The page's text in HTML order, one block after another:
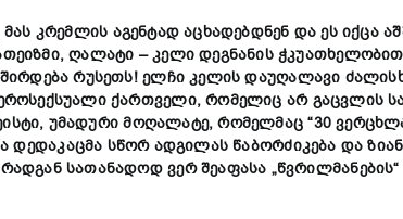
მას კრემლის აგენტადაცხადებდნენ დაესიქცა
ღალატი –კელიდეგნანის
რუსეთს! ელჩიკელისდაუღალავი
ქართველი,რომელიც არ გაცვლის
უმადურიმოღალატე,რომელმაც “30
დედაკაცმა სწორ ადგილას წაბორძიკება და
რადგან სათანადოდვერშეაფასა „წვრილმანების“